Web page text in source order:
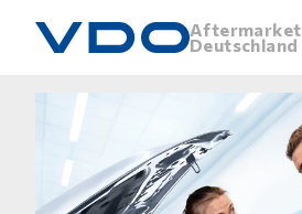
Aftermarket
Deutschland